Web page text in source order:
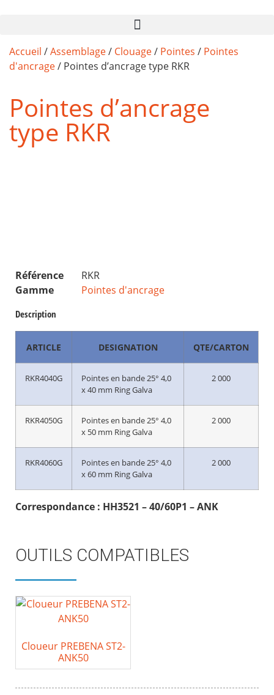
Accueil /Assemblage/ Clouage/ Pointes / Pointes
d'ancrage/ Pointes d’ancrage type RKR
Pointes d’ancrage
type RKR
Référence
RKR
Gamme
Pointes d'ancrage
Description
ARTICLE DESIGNATION QTE/CARTON
RKR4040G
Pointes en bande 25° 4,0
x 40 mm Ring Galva
2 000
RKR4050G
Pointes en bande 25° 4,0
x 50 mm Ring Galva
2 000
RKR4060G
Pointes en bande 25° 4,0
x 60 mm Ring Galva
2 000
Correspondance : HH3521 – 40/60P1 – ANK
OUTILS COMPATIBLES
Cloueur PREBENA ST2-
ANK50